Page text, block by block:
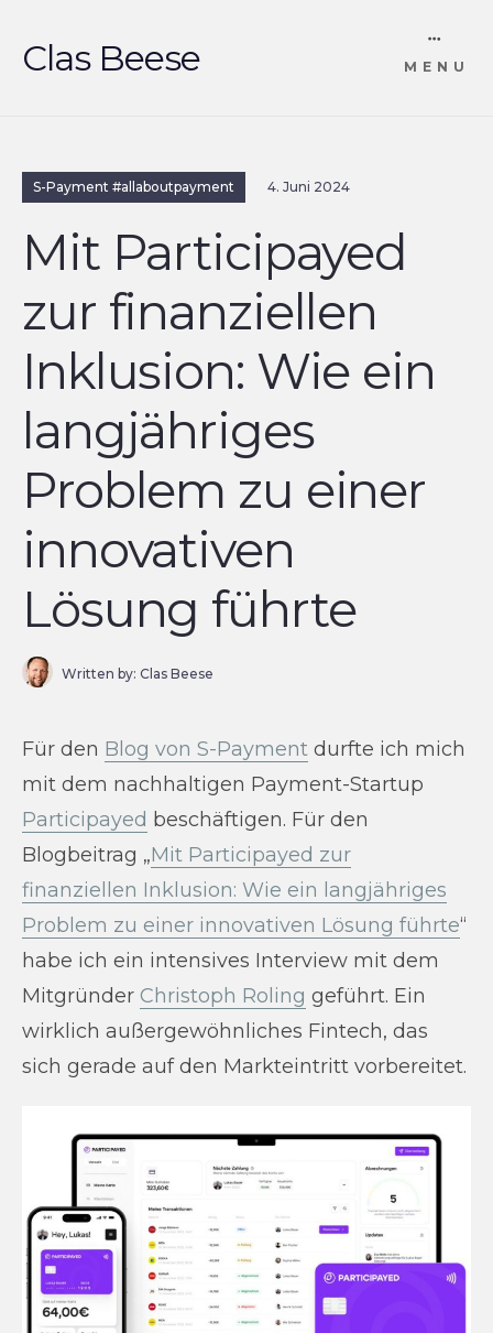
Clas Beese MENU
S-Payment #allaboutpayment 4. Juni 2024
Mit Participayed
zur finanziellen
Inklusion: Wie ein
langjähriges
Problem zu einer
innovativen
Lösung führte
Written by: Clas Beese
Für den Blog von S-Payment durfte ich mich
mit dem nachhaltigen Payment-Startup
Participayed beschäftigen. Für den
Blogbeitrag „Mit Participayed zur
finanziellen Inklusion: Wie ein langjähriges
Problem zu einer innovativen Lösung führte“
habe ich ein intensives Interview mit dem
Mitgründer Christoph Roling geführt. Ein
wirklich außergewöhnliches Fintech, das
sich gerade auf den Markteintritt vorbereitet.